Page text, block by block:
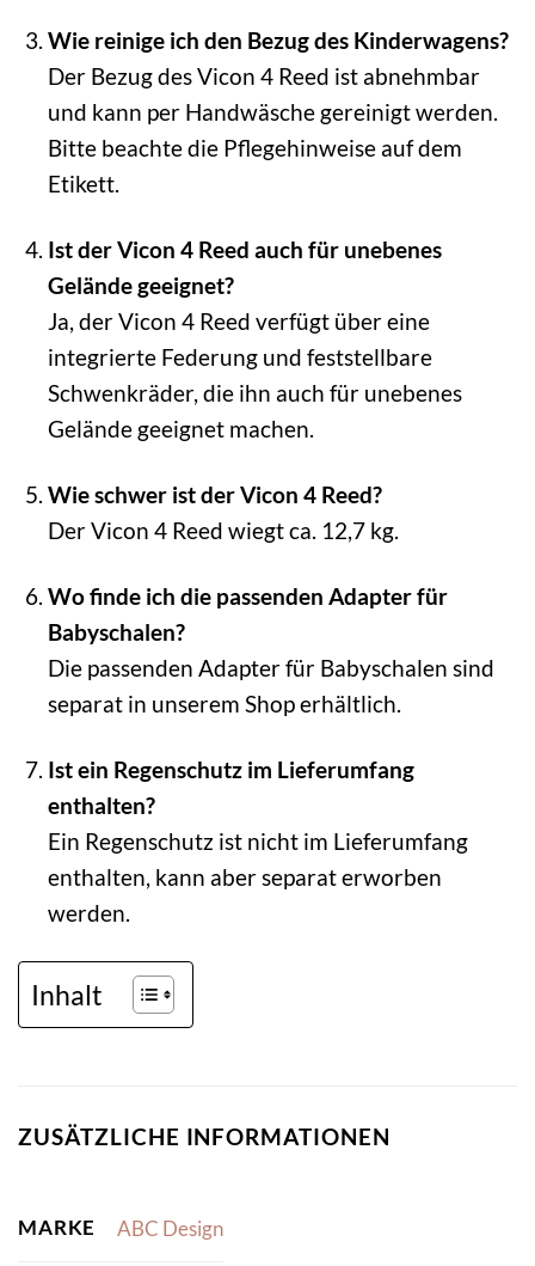
Wie reinige ich den Bezug des Kinderwagens?
Der Bezug des Vicon 4 Reed ist abnehmbar
und kann per Handwäsche gereinigt werden.
Bitte beachte die Pflegehinweise auf dem
Etikett.
Ist der Vicon 4 Reed auch für unebenes
Gelände geeignet?
Ja, der Vicon 4 Reed verfügt über eine
integrierte Federung und feststellbare
Schwenkräder, die ihn auch für unebenes
Gelände geeignet machen.
Wie schwer ist der Vicon 4 Reed?
Der Vicon 4 Reed wiegt ca. 12,7 kg.
Wo finde ich die passenden Adapter für
Babyschalen?
Die passenden Adapter für Babyschalen sind
separat in unserem Shop erhältlich.
Ist ein Regenschutz im Lieferumfang
enthalten?
Ein Regenschutz ist nicht im Lieferumfang
enthalten, kann aber separat erworben
werden.
Inhalt
ZUSÄTZLICHE INFORMATIONEN
MARKE ABC Design